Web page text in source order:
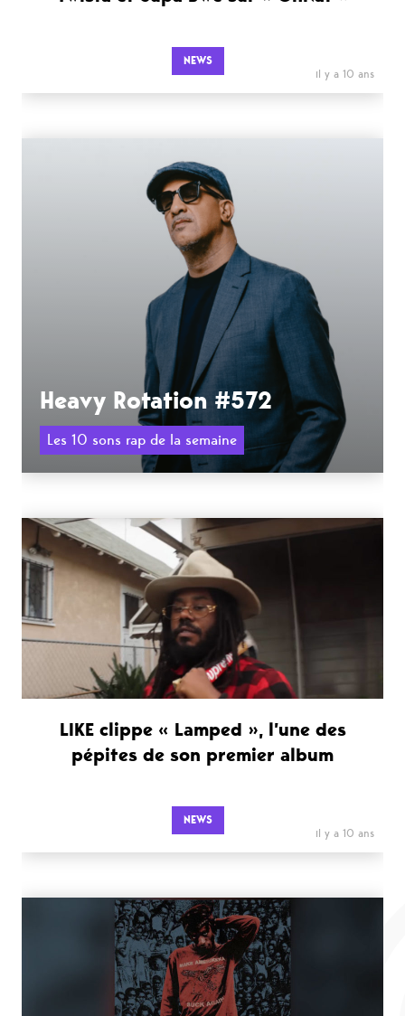
NEWS
il y a 10 ans
Heavy Rotation #572
Les 10 sons rap de la semaine
LIKE clippe « Lamped », l’une des
pépites de son premier album
NEWS
il y a 10 ans